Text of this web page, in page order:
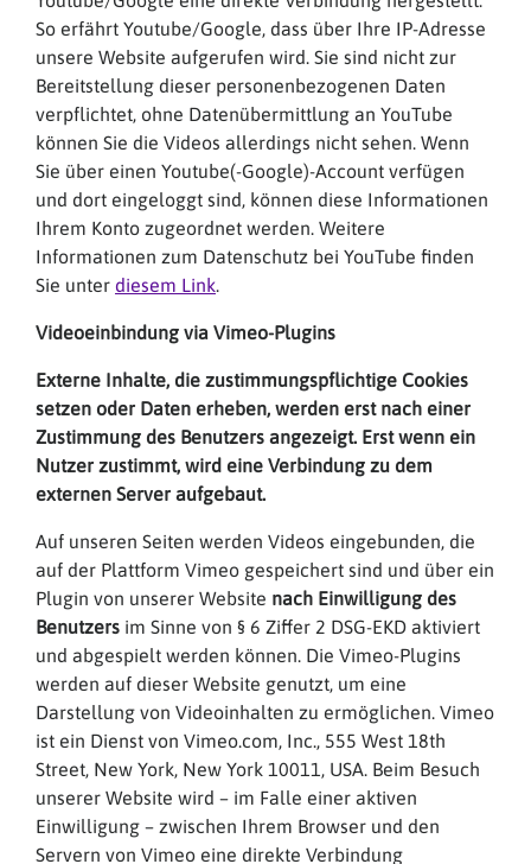
So erfährt Youtube/Google, dass über Ihre IP-Adresse
unsere Website aufgerufen wird. Sie sind nicht zur
Bereitstellung dieser personenbezogenen Daten
verpflichtet, ohne Datenübermittlung an YouTube
können Sie die Videos allerdings nicht sehen. Wenn
Sie über einen Youtube(-Google)-Account verfügen
und dort eingeloggt sind, können diese Informationen
Ihrem Konto zugeordnet werden. Weitere
Informationen zum Datenschutz bei YouTube finden
Sie unter diesem Link.
Videoeinbindung via Vimeo-Plugins
Externe Inhalte, die zustimmungspflichtige Cookies
setzen oder Daten erheben, werden erst nach einer
Zustimmung des Benutzers angezeigt. Erst wenn ein
Nutzer zustimmt, wird eine Verbindung zu dem
externen Server aufgebaut.
Auf unseren Seiten werden Videos eingebunden, die
auf der Plattform Vimeo gespeichert sind und über ein
Plugin von unserer Website nach Einwilligung des
Benutzers im Sinne von § 6 Ziffer 2 DSG-EKD aktiviert
und abgespielt werden können. Die Vimeo-Plugins
werden auf dieser Website genutzt, um eine
Darstellung von Videoinhalten zu ermöglichen. Vimeo
ist ein Dienst von Vimeo.com, Inc., 555 West 18th
Street, New York, New York 10011, USA. Beim Besuch
unserer Website wird – im Falle einer aktiven
Einwilligung – zwischen Ihrem Browser und den
Servern von Vimeo eine direkte Verbindung